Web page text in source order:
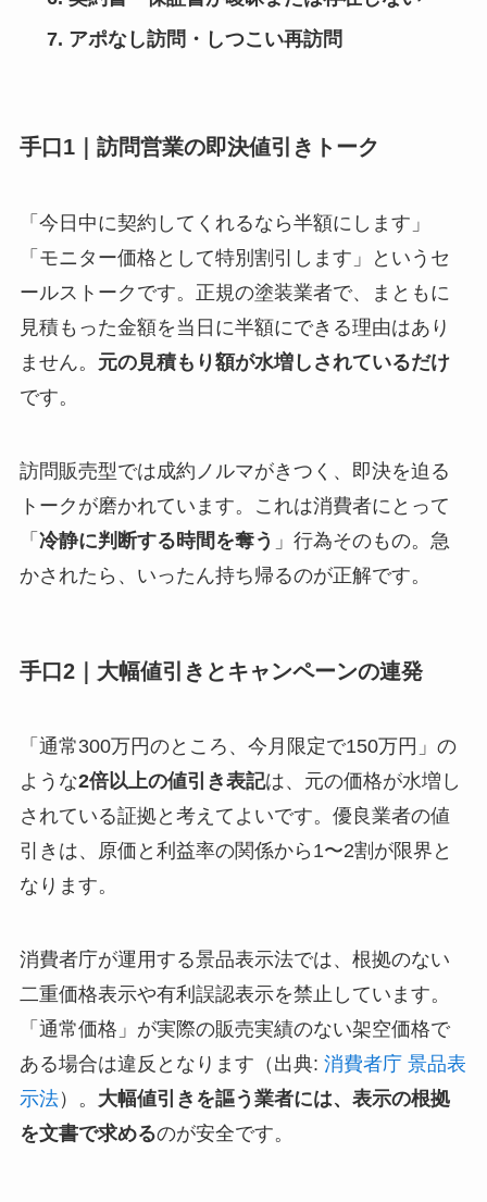
アポなし訪問・しつこい再訪問
手口1｜訪問営業の即決値引きトーク
「今日中に契約してくれるなら半額にします」
「モニター価格として特別割引します」というセ
ールストークです。正規の塗装業者で、まともに
見積もった金額を当日に半額にできる理由はあり
ません。 元の見積もり額が水増しされているだけ
です。
訪問販売型では成約ノルマがきつく、即決を迫る
トークが磨かれています。これは消費者にとって
「 冷静に判断する時間を奪う 」行為そのもの。急
かされたら、いったん持ち帰るのが正解です。
手口2｜大幅値引きとキャンペーンの連発
「通常300万円のところ、今月限定で150万円」の
ような2倍以上の値引き表記は、元の価格が水増し
されている証拠と考えてよいです。優良業者の値
引きは、原価と利益率の関係から1〜2割が限界と
なります。
消費者庁が運用する景品表示法では、根拠のない
二重価格表示や有利誤認表示を禁止しています。
「通常価格」が実際の販売実績のない架空価格で
ある場合は違反となります（出典: 消費者庁 景品表
示法）。 大幅値引きを謳う業者には、表示の根拠
を文書で求めるのが安全です。